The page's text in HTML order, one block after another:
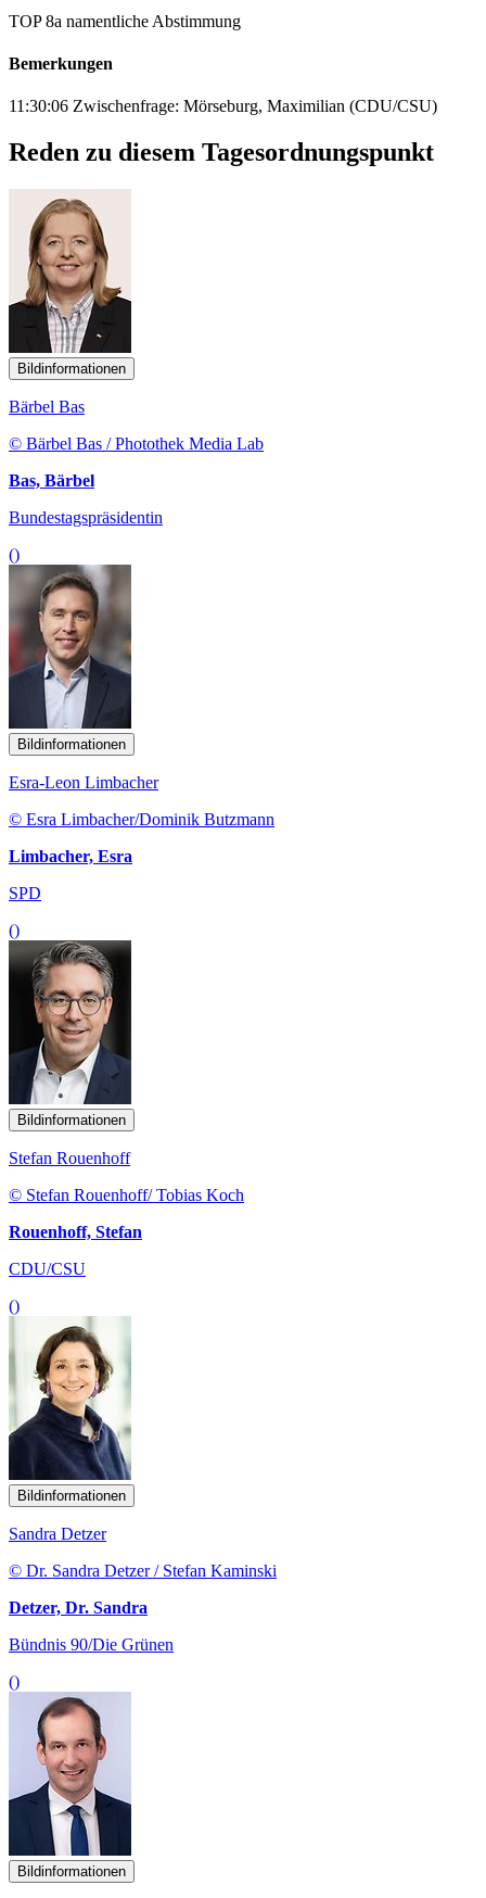
TOP 8a namentliche Abstimmung
Bemerkungen
11:30:06 Zwischenfrage: Mörseburg, Maximilian (CDU/CSU)
Reden zu diesem Tagesordnungspunkt
Bildinformationen
Bärbel Bas
© Bärbel Bas / Photothek Media Lab
Bas, Bärbel
Bundestagspräsidentin
()
Bildinformationen
Esra-Leon Limbacher
© Esra Limbacher/Dominik Butzmann
Limbacher, Esra
SPD
()
Bildinformationen
Stefan Rouenhoff
© Stefan Rouenhoff/ Tobias Koch
Rouenhoff, Stefan
CDU/CSU
()
Bildinformationen
Sandra Detzer
© Dr. Sandra Detzer / Stefan Kaminski
Detzer, Dr. Sandra
Bündnis 90/Die Grünen
()
Bildinformationen